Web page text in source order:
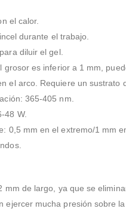
el calor.
durante el trabajo.
diluir el gel.
grosor es inferior a 1 mm,
el arco. Requiere un sustrato
365-405 nm.
48 W.
0,5 mm en el extremo/1 mm
de largo, ya que se
ejercer mucha presión sobre